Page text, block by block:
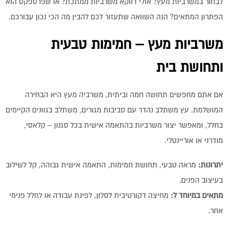
הפתרון המתאים? הנה השוואה שתעזור לכם להבין מה הכי נכון עבורכם.
משרביות מעץ – חמימות טבעית
ותחושת בית
אם אתם מחפשים תחושה חמה וביתית, משרביה מעץ היא הבחירה
המושלמת. עץ משתלב נהדר עם סביבות מגורים, משתלב בגוונים הקיימים
בחלל, ומאפשר יצור משרביות בהתאמה אישית בכל סגנון – קלאסי,
מודרני או אוריינטלי.
יתרונות: מראה טבעי, תחושת חמימות, התאמה אישית גבוהה, קל לשילוב
בעיצוב הפנים.
מתאים במיוחד ל: מחיצה דקורטיבית לסלון, לפינת עבודה או לחלל פנימי
אחר.